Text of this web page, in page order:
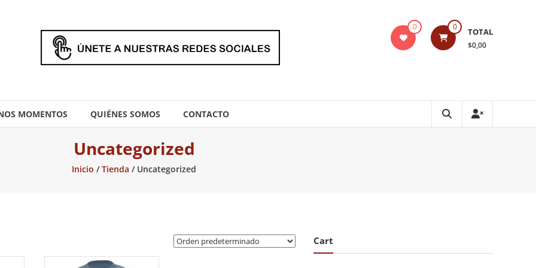
0 0 TOTAL
$0,00
MOMENTOS QUIÉNES SOMOS CONTACTO
Uncategorized
Inicio /Tienda / Uncategorized
Cart